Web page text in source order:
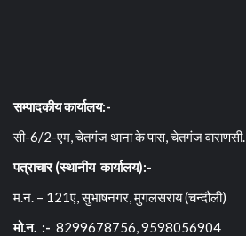
सम्पादकीय कार्यालय:-
सी-6/2-एम, चेतगंज थाना के पास, चेतगंज वाराणसी.
पत्राचार (स्थानीय कार्यालय):-
म.न. – 121ए, सुभाषनगर, मुगलसराय (चन्दौली)
मो.न. :- 8299678756, 9598056904